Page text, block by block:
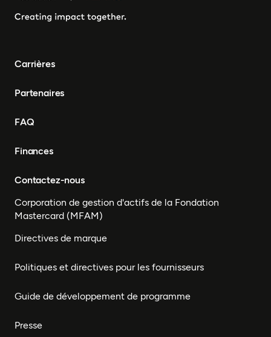
Carrières
Partenaires
FAQ
Finances
Contactez-nous
Corporation de gestion d'actifs de la Fondation
Mastercard (MFAM)
Directives de marque
Politiques et directives pour les fournisseurs
Guide de développement de programme
Presse